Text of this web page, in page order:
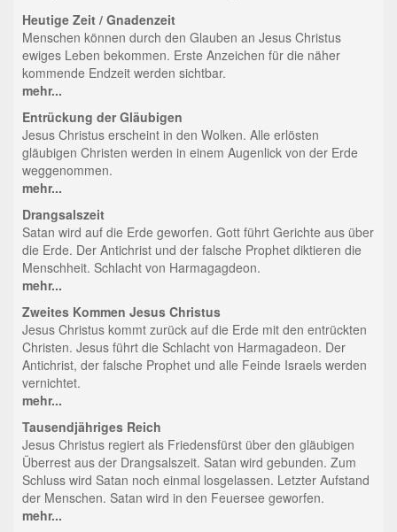
Heutige Zeit / Gnadenzeit
Menschen können durch den Glauben an Jesus Christus
ewiges Leben bekommen. Erste Anzeichen für die näher
kommende Endzeit werden sichtbar.
mehr...
Entrückung der Gläubigen
Jesus Christus erscheint in den Wolken. Alle erlösten
gläubigen Christen werden in einem Augenlick von der Erde
weggenommen.
mehr...
Drangsalszeit
Satan wird auf die Erde geworfen. Gott führt Gerichte aus über
die Erde. Der Antichrist und der falsche Prophet diktieren die
Menschheit. Schlacht von Harmagagdeon.
mehr...
Zweites Kommen Jesus Christus
Jesus Christus kommt zurück auf die Erde mit den entrückten
Christen. Jesus führt die Schlacht von Harmagadeon. Der
Antichrist, der falsche Prophet und alle Feinde Israels werden
vernichtet.
mehr...
Tausendjähriges Reich
Jesus Christus regiert als Friedensfürst über den gläubigen
Überrest aus der Drangsalszeit. Satan wird gebunden. Zum
Schluss wird Satan noch einmal losgelassen. Letzter Aufstand
der Menschen. Satan wird in den Feuersee geworfen.
mehr...